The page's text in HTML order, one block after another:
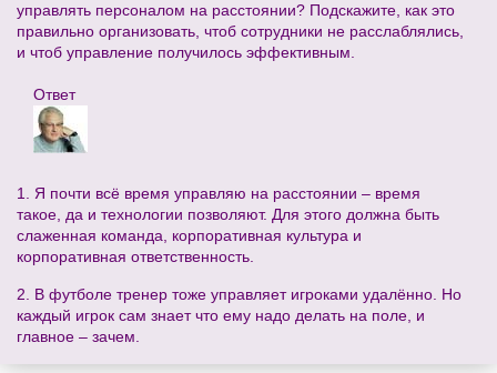
управлять персоналом на расстоянии? Подскажите, как это
правильно организовать, чтоб сотрудники не расслаблялись,
и чтоб управление получилось эффективным.
Ответ
1. Я почти всё время управляю на расстоянии – время
такое, да и технологии позволяют. Для этого должна быть
слаженная команда, корпоративная культура и
корпоративная ответственность.
2. В футболе тренер тоже управляет игроками удалённо. Но
каждый игрок сам знает что ему надо делать на поле, и
главное – зачем.